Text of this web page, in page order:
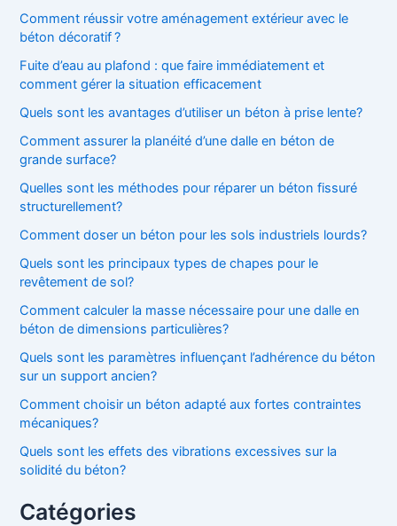
r
:
Comment réussir votre aménagement extérieur avec le
béton décoratif ?
Fuite d’eau au plafond : que faire immédiatement et
comment gérer la situation efficacement
Quels sont les avantages d’utiliser un béton à prise lente?
Comment assurer la planéité d’une dalle en béton de
grande surface?
Quelles sont les méthodes pour réparer un béton fissuré
structurellement?
Comment doser un béton pour les sols industriels lourds?
Quels sont les principaux types de chapes pour le
revêtement de sol?
Comment calculer la masse nécessaire pour une dalle en
béton de dimensions particulières?
Quels sont les paramètres influençant l’adhérence du béton
sur un support ancien?
Comment choisir un béton adapté aux fortes contraintes
mécaniques?
Quels sont les effets des vibrations excessives sur la
solidité du béton?
Catégories